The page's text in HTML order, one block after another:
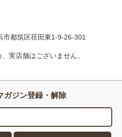
市都筑区荏田東1-9-26-301
実店舗はございません。
ガジン登録・解除